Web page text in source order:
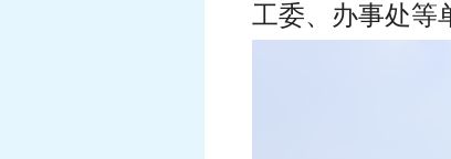
工委、办事处等